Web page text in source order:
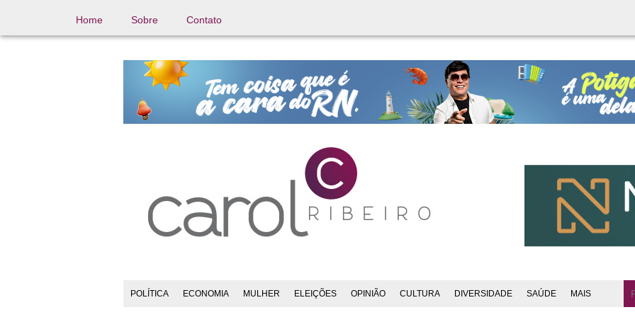
Home Sobre Contato
POLÍTICA ECONOMIA MULHER ELEIÇÕES OPINIÃO CULTURA DIVERSIDADE SAÚDE MAIS